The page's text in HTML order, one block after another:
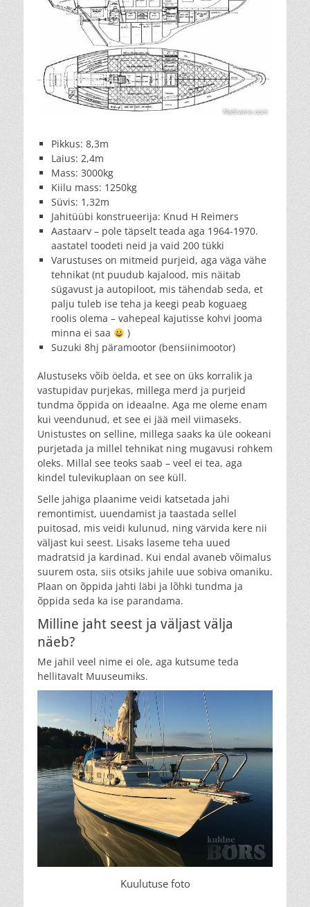
Pikkus: 8,3m
Laius: 2,4m
Mass: 3000kg
Kiilu mass: 1250kg
Süvis: 1,32m
Jahitüübi konstrueerija: Knud H Reimers
Aastaarv – pole täpselt teada aga 1964-1970.
aastatel toodeti neid ja vaid 200 tükki
Varustuses on mitmeid purjeid, aga väga vähe
tehnikat (nt puudub kajalood, mis näitab
sügavust ja autopiloot, mis tähendab seda, et
palju tuleb ise teha ja keegi peab koguaeg
roolis olema – vahepeal kajutisse kohvi jooma
minna ei saa
)
Suzuki 8hj päramootor (bensiinimootor)
Alustuseks võib öelda, et see on üks korralik ja
vastupidav purjekas, millega merd ja purjeid
tundma õppida on ideaalne. Aga me oleme enam
kui veendunud, et see ei jää meil viimaseks.
Unistustes on selline, millega saaks ka üle ookeani
purjetada ja millel tehnikat ning mugavusi rohkem
oleks. Millal see teoks saab – veel ei tea, aga
kindel tulevikuplaan on see küll.
Selle jahiga plaanime veidi katsetada jahi
remontimist, uuendamist ja taastada sellel
puitosad, mis veidi kulunud, ning värvida kere nii
väljast kui seest. Lisaks laseme teha uued
madratsid ja kardinad. Kui endal avaneb võimalus
suurem osta, siis otsiks jahile uue sobiva omaniku.
Plaan on õppida jahti läbi ja lõhki tundma ja
õppida seda ka ise parandama.
Milline jaht seest ja väljast välja
näeb?
Me jahil veel nime ei ole, aga kutsume teda
hellitavalt Muuseumiks.
Kuulutuse foto